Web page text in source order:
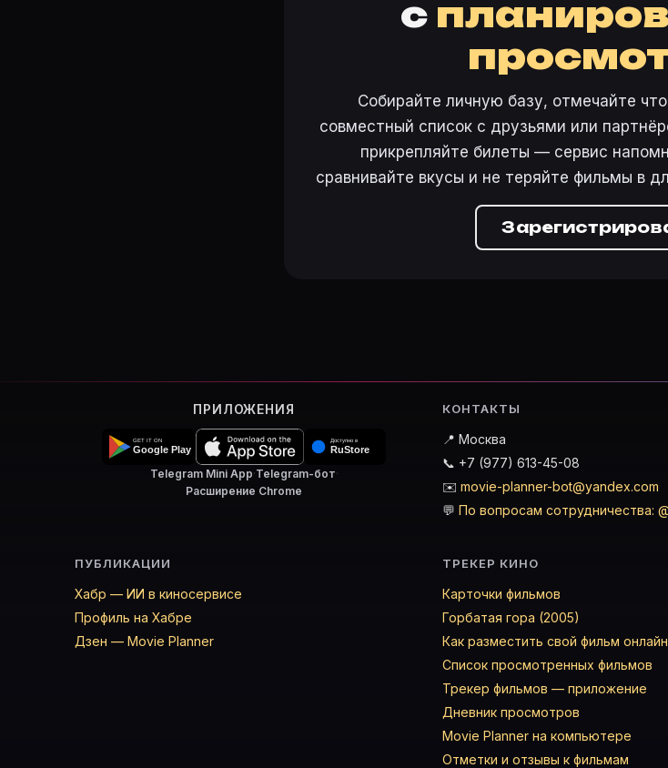
с
Собирайте личную базу, отмечайте
совместный список с друзьями или
прикрепляйте билеты — сервис
сравнивайте вкусы и не теряйте фильмы в
ПРИЛОЖЕНИЯ
Telegram Mini App·Telegram-бот·
Расширение Chrome
КОНТАКТЫ
📍 Москва
📞 +7 (977) 613-45-08
✉️ movie-planner-bot@yandex.com
💬 По вопросам сотрудничества:
ПУБЛИКАЦИИ
Хабр — ИИ в киносервисе
Профиль на Хабре
Дзен — Movie Planner
ТРЕКЕР КИНО
Карточки фильмов
Горбатая гора (2005)
Как разместить свой фильм онлайн
Список просмотренных фильмов
Трекер фильмов — приложение
Дневник просмотров
Movie Planner на компьютере
Отметки и отзывы к фильмам